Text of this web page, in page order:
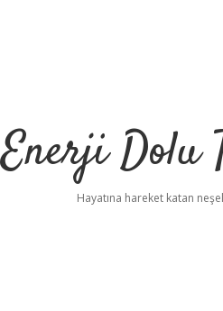
Enerji Dolu
Hayatına hareket katan